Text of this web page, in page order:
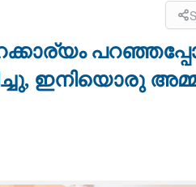
ഇനിയൊരു